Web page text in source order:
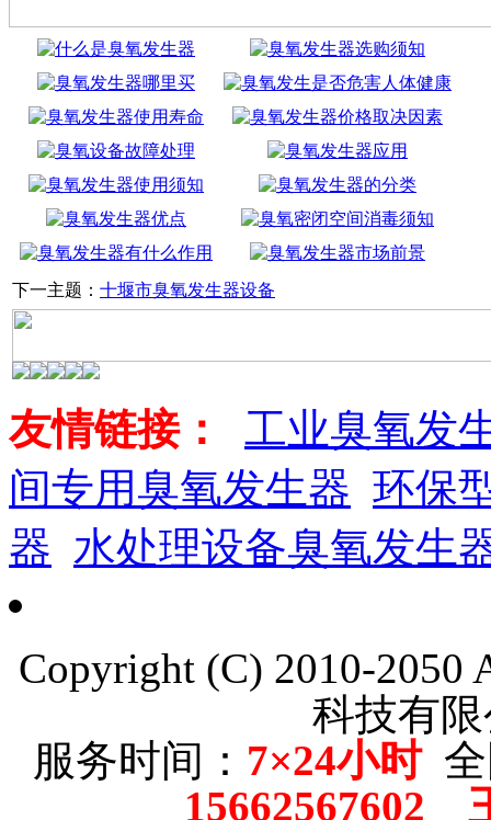
下一主题： 十堰市臭氧发生器设备
友情链接：
工业臭氧发
间专用臭氧发生器 环保
器 水处理设备臭氧发生
Copyright (C) 2010-2050
科技有
服务时间： 7×24小时全
15662567602